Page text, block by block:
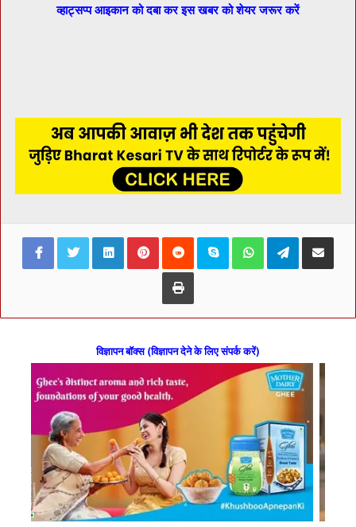
व्हाट्सप्प आइकान को दबा कर इस खबर को शेयर जरूर करें
FacebookTwitterLinkedInPinterestReddit Skype WhatsAppTelegramShare via
Print
विज्ञापन बॉक्स (विज्ञापन देने के लिए संपर्क करें)